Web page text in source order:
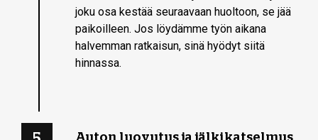
joku osa kestää seuraavaan huoltoon, se jää
paikoilleen. Jos löydämme työn aikana
halvemman ratkaisun, sinä hyödyt siitä
hinnassa.